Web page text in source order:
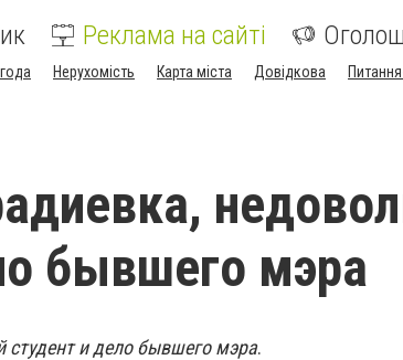
Реклама на сайті
Нерухомість Карта міста Довідкова
бывшего мэра
и дело бывшего мэра.